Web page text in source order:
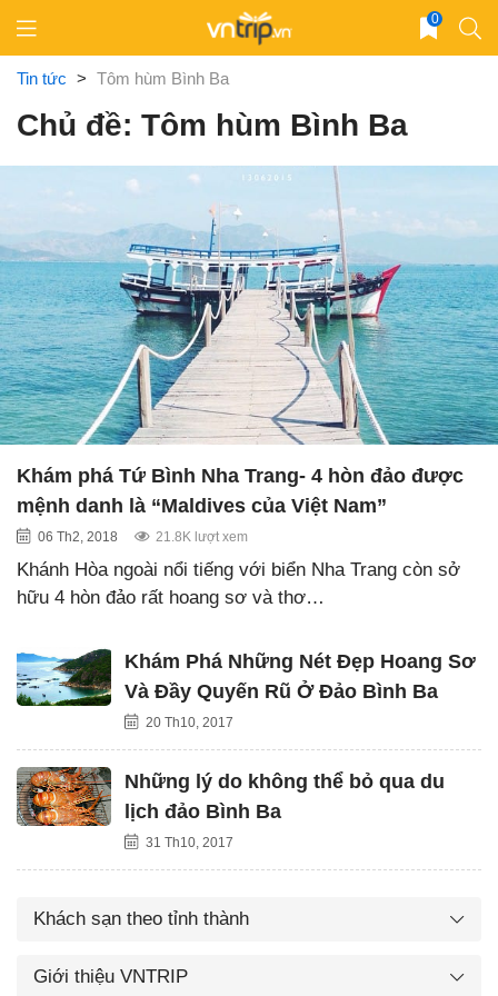
content
0
Tin tức > Tôm hùm Bình Ba
Chủ đề: Tôm hùm Bình Ba
Khám phá Tứ Bình Nha Trang- 4 hòn đảo được
mệnh danh là “Maldives của Việt Nam”
06 Th2, 2018 21.8K lượt xem
Khánh Hòa ngoài nổi tiếng với biển Nha Trang còn sở
hữu 4 hòn đảo rất hoang sơ và thơ…
Khám Phá Những Nét Đẹp Hoang Sơ
Và Đầy Quyến Rũ Ở Đảo Bình Ba
20 Th10, 2017
Những lý do không thể bỏ qua du
lịch đảo Bình Ba
31 Th10, 2017
Khách sạn theo tỉnh thành
Giới thiệu VNTRIP